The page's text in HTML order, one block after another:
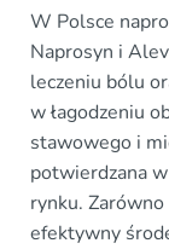
W Polsce
Naprosyn i
leczeniu bólu
w łagodzeniu
stawowego i
potwierdzana
rynku.
efektywny